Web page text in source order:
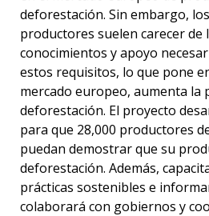
deforestación. Sin embargo,
productores suelen carecer de
conocimientos y apoyo
estos requisitos, lo que pone
mercado europeo, aumenta la
deforestación. El proyecto
para que 28,000 productores
puedan demostrar que su
deforestación. Además,
prácticas sostenibles e
colaborará con gobiernos y